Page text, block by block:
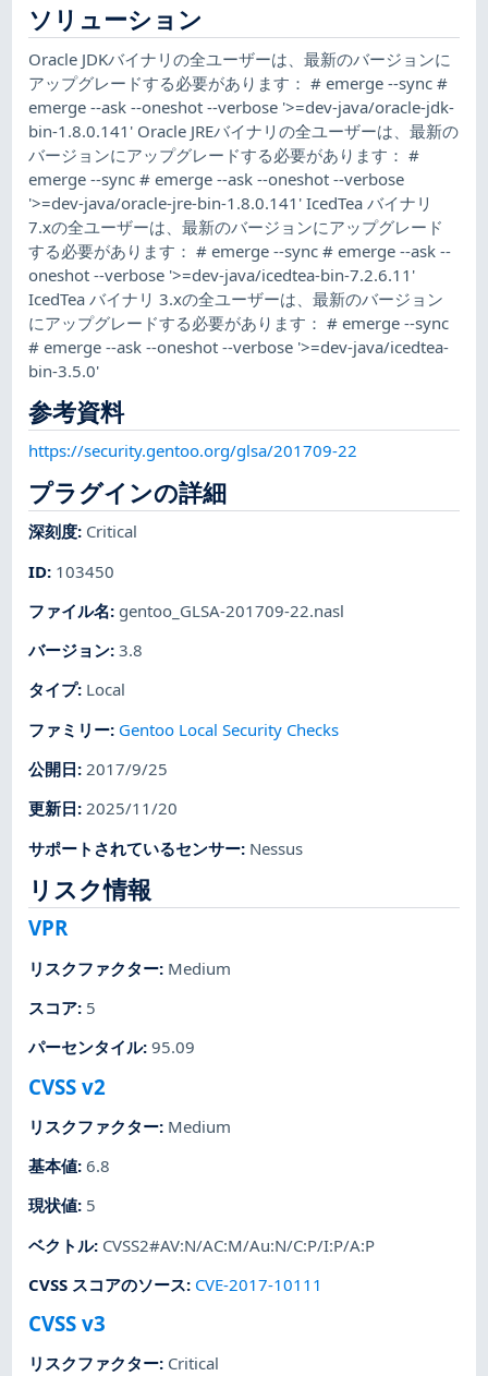
ソリューション
Oracle JDKバイナリの全ユーザーは、最新のバージョンに
アップグレードする必要があります： # emerge --sync #
emerge --ask --oneshot --verbose '>=dev-java/oracle-jdk-
bin-1.8.0.141' Oracle JREバイナリの全ユーザーは、最新の
バージョンにアップグレードする必要があります： #
emerge --sync # emerge --ask --oneshot --verbose
'>=dev-java/oracle-jre-bin-1.8.0.141' IcedTea バイナリ
7.xの全ユーザーは、最新のバージョンにアップグレード
する必要があります： # emerge --sync # emerge --ask --
oneshot --verbose '>=dev-java/icedtea-bin-7.2.6.11'
IcedTea バイナリ 3.xの全ユーザーは、最新のバージョン
にアップグレードする必要があります： # emerge --sync
# emerge --ask --oneshot --verbose '>=dev-java/icedtea-
bin-3.5.0'
参考資料
https://security.gentoo.org/glsa/201709-22
プラグインの詳細
深刻度: Critical
ID: 103450
ファイル名: gentoo_GLSA-201709-22.nasl
バージョン:3.8
タイプ: Local
ファミリー: Gentoo Local Security Checks
公開日:2017/9/25
更新日:2025/11/20
サポートされているセンサー: Nessus
リスク情報
VPR
リスクファクター: Medium
スコア: 5
パーセンタイル:95.09
CVSS v2
リスクファクター: Medium
基本値:6.8
現状値: 5
ベクトル: CVSS2#AV:N/AC:M/Au:N/C:P/I:P/A:P
CVSS スコアのソース: CVE-2017-10111
CVSS v3
リスクファクター: Critical